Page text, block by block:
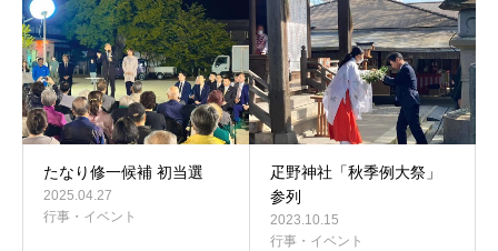
たなり修一候補 初当選
2025.04.27
行事・イベント
疋野神社「秋季例大祭」
参列
2023.10.15
行事・イベント